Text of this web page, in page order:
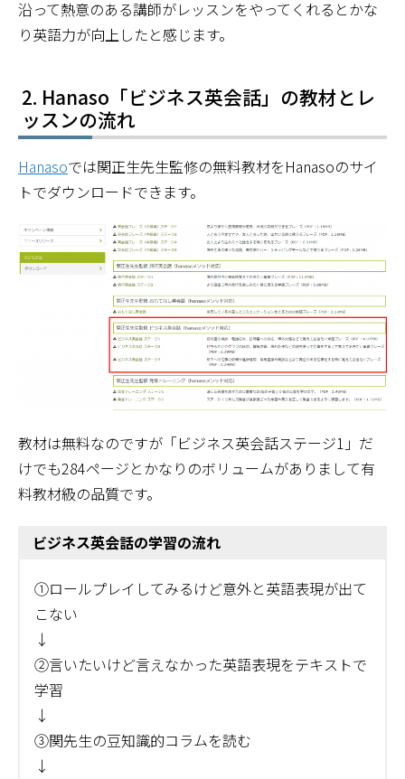
沿って熱意のある講師がレッスンをやってくれるとかな
り英語力が向上したと感じます。
Hanaso「ビジネス英会話」の教材とレ
ッスンの流れ
Hanasoでは関正生先生監修の無料教材をHanasoのサイ
トでダウンロードできます。
教材は無料なのですが「ビジネス英会話ステージ1」だ
けでも284ページとかなりのボリュームがありまして有
料教材級の品質です。
ビジネス英会話の学習の流れ
①ロールプレイしてみるけど意外と英語表現が出て
こない
↓
②言いたいけど言えなかった英語表現をテキストで
学習
↓
③関先生の豆知識的コラムを読む
↓